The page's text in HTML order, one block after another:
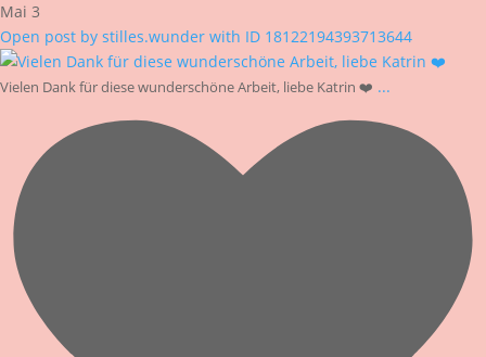
Mai 3
Open post by stilles.wunder with ID 18122194393713644
Vielen Dank für diese wunderschöne Arbeit, liebe Katrin ❤️ ...